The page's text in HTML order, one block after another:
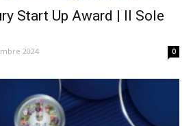
Start Up Award | Il Sole
2024 0